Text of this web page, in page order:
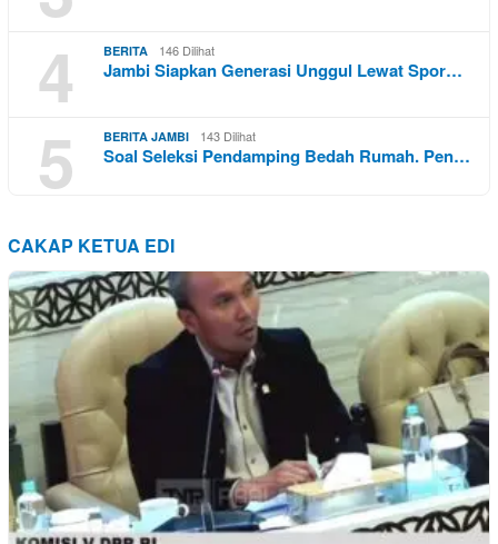
4 BERITA 146 Dilihat
Jambi Siapkan Generasi Unggul Lewat Spor…
5 BERITA JAMBI 143 Dilihat
Soal Seleksi Pendamping Bedah Rumah. Pen…
CAKAP KETUA EDI